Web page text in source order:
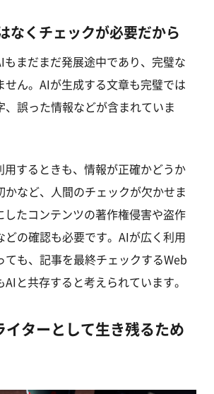
なくチェックが必要だから
もまだまだ発展途中であり、完璧な
せん。AIが生成する文章も完璧では
、誤った情報などが含まれていま
用するときも、情報が正確かどうか
かなど、人間のチェックが欠かせま
したコンテンツの著作権侵害や盗作
どの確認も必要です。AIが広く利用
ても、記事を最終チェックするWeb
と共存すると考えられています。
ターとして生き残るため